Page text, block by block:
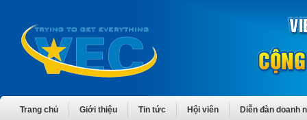
Trang chủ Giới thiệu Tin tức Hội viên Diễn đàn doanh